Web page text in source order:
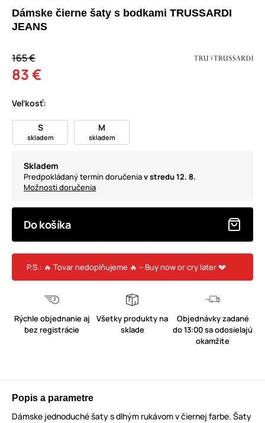
Dámske čierne šaty s bodkami TRUSSARDI
JEANS
165 €
83 €
Veľkosť:
S
skladem
M
skladem
Skladem
Predpokládaný termín doručeniav stredu 12. 8.
Možnosti doručenia
Do košíka
P.S.: 🔥 Tovar nedoplňujeme 🔥 – Buy now or cry later 💔
Rýchle objednanie aj
bez registrácie
Všetky produkty na
sklade
Objednávky zadané
do 13:00 sa odosielajú
okamžite
Popis a parametre
Dámske jednoduché šaty s dlhým rukávom v čiernej farbe. Šaty